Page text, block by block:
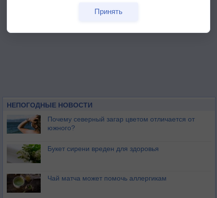
НЕПОГОДНЫЕ НОВОСТИ
Почему северный загар цветом отличается от
южного?
Букет сирени вреден для здоровья
Чай матча может помочь аллергикам
Принять